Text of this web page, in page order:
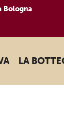
Bologna
LA